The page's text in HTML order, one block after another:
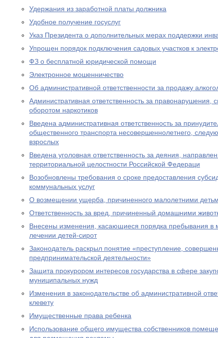
Удержания из заработной платы должника
Удобное получение госуслуг
Указ Президента о дополнительных мерах поддержки
Упрощен порядок подключения садовых участков к
ФЗ о бесплатной юридической помощи
Электронное мошенничество
Об административной ответственности за продажу
Административная ответственность за правонарушения,
оборотом наркотиков
Введена административная ответственность за
общественного транспорта несовершеннолетнего,
взрослых
Введена уголовная ответственность за деяния,
территориальной целостности Российской Федераци
Возобновлены требования о сроке предоставления
коммунальных услуг
О возмещении ущерба, причиненного малолетними
Ответственность за вред, причиненный домашними
Внесены изменения, касающиеся порядка пребывания в
лечении детей-сирот
Законодатель раскрыл понятие «преступление,
предпринимательской деятельности»
Защита прокурором интересов государства в сфере
муниципальных нужд
Изменения в законодательстве об административной
клевету
Имущественные права ребенка
Использование общего имущества собственников